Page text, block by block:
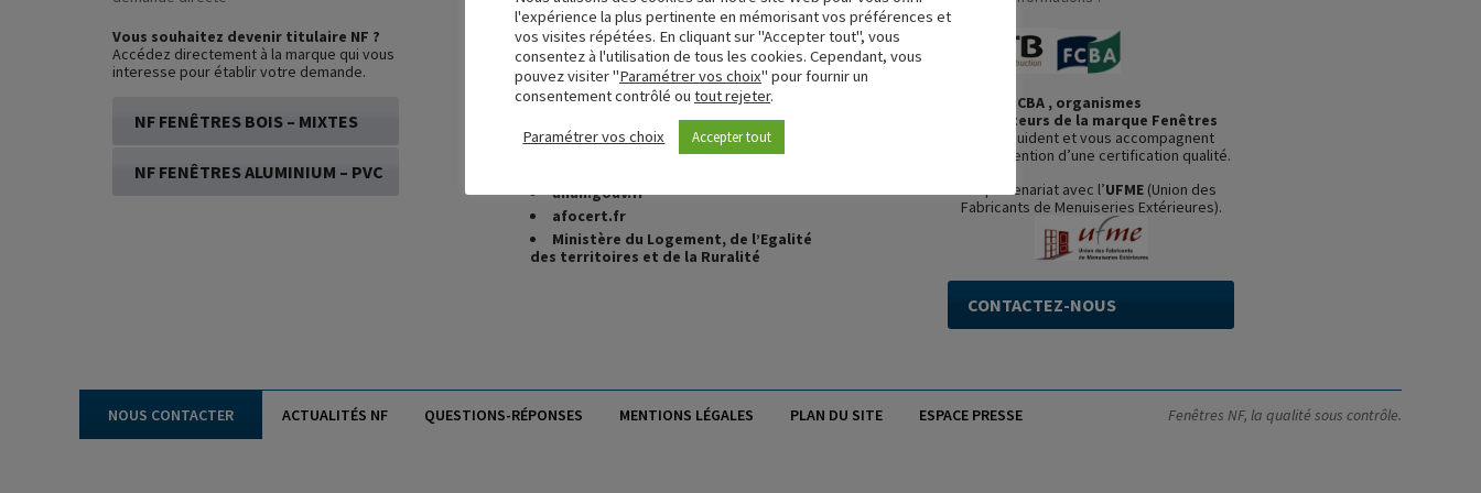
Vous souhaitez devenir titulaire NF ?
Accédez directement à la marque qui vous
interesse pour établir votre demande.
NF FENÊTRES BOIS – MIXTES
NF FENÊTRES ALUMINIUM – PVC
fcba.fr
cstb.fr
UFME(Union des Fabricants de
Menuiseries Extérieures)
FCBA Formations
anah.gouv.fr
afocert.fr
Ministère du Logement, de l’Egalité
des territoires et de la Ruralité
CSTB et FCBA , organismes
certificateurs de la marque Fenêtres
vous guident et vous accompagnent
dans l’obtention d’une certification qualité.
En partenariat avec l’UFME (Union des
Fabricants de Menuiseries Extérieures).
CONTACTEZ-NOUS
NOUS CONTACTER ACTUALITÉS NF QUESTIONS-RÉPONSES MENTIONS LÉGALES PLAN DU SITE ESPACE PRESSE Fenêtres NF, la qualité sous contrôle.
l'expérience la plus pertinente en mémorisant vos préférences et
vos visites répétées. En cliquant sur "Accepter tout", vous
consentez à l'utilisation de tous les cookies. Cependant, vous
pouvez visiter "Paramétrer vos choix" pour fournir un
consentement contrôlé ou tout rejeter.
Paramétrer vos choix Accepter tout